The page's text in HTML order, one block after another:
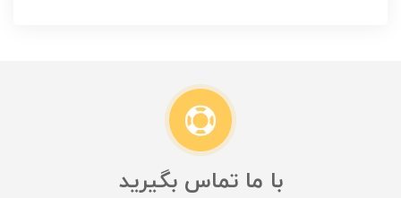
با ما تماس بگیرید